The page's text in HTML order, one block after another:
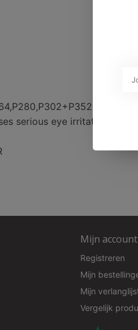
serious eye irritation.
Mijn account
Registreren
Mijn
Mijn
Vergelijk